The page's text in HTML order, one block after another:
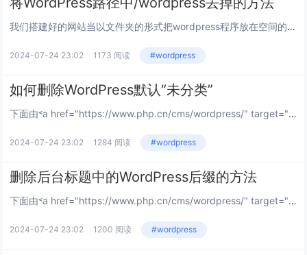
我们搭建好的网站当以文件夹的形式把wordpress程序放在空间的根目录时，访问的时候要加上文件夹名，访问地址就是：http://xxx/wordpress,直接用域名是无法访问，解决办法： 首先把程序里(在”/www/wwwroot...
2024-07-24 23:02 1173 阅读 #wordpress
如何删除WordPress默认“未分类”
下面由˂a href="https://www.php.cn/cms/wordpress/" target="_blank">wordpress教程栏目给大家介绍删除wordpress默认“未分类”的方法，希望对需要的朋友有所帮助！...
2024-07-24 23:02 1284 阅读 #wordpress
删除后台标题中的WordPress后缀的方法
下面由˂a href="https://www.php.cn/cms/wordpress/" target="_blank">wordpress入门教程栏目给大家介绍删除后台标题中的wordpress后缀的方法，希望对需要的朋友有所帮...
2024-07-24 23:02 1200 阅读 #wordpress